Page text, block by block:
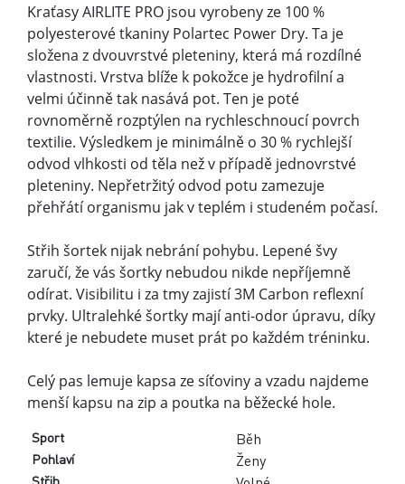
Kraťasy AIRLITE PRO jsou vyrobeny ze 100 %
polyesterové tkaniny Polartec Power Dry. Ta je
složena z dvouvrstvé pleteniny, která má rozdílné
vlastnosti. Vrstva blíže k pokožce je hydrofilní a
velmi účinně tak nasává pot. Ten je poté
rovnoměrně rozptýlen na rychleschnoucí povrch
textilie. Výsledkem je minimálně o 30 % rychlejší
odvod vlhkosti od těla než v případě jednovrstvé
pleteniny. Nepřetržitý odvod potu zamezuje
přehřátí organismu jak v teplém i studeném počasí.
Střih šortek nijak nebrání pohybu. Lepené švy
zaručí, že vás šortky nebudou nikde nepříjemně
odírat. Visibilitu i za tmy zajistí 3M Carbon reflexní
prvky. Ultralehké šortky mají anti-odor úpravu, díky
které je nebudete muset prát po každém tréninku.
Celý pas lemuje kapsa ze síťoviny a vzadu najdeme
menší kapsu na zip a poutka na běžecké hole.
Sport Běh
Pohlaví Ženy
Střih